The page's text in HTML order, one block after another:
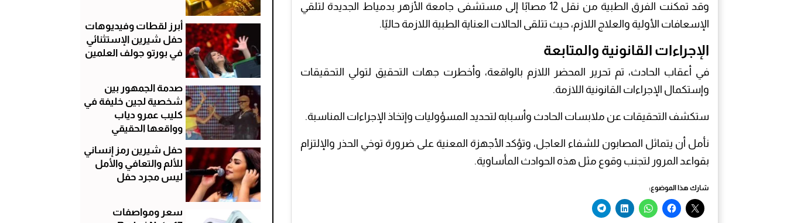
وقد تمكنت الفرق الطبية من نقل 12 مصابًا إلى مستشفى جامعة الأزهر بدمياط الجديدة لتلقي
الإسعافات الأولية والعلاج اللازم، حيث تتلقى الحالات العناية الطبية اللازمة حاليًا.
الإجراءات القانونية والمتابعة
في أعقاب الحادث، تم تحرير المحضر اللازم بالواقعة، وأخطرت جهات التحقيق لتولي التحقيقات
وإستكمال الإجراءات القانونية اللازمة.
ستكشف التحقيقات عن ملابسات الحادث وأسبابه لتحديد المسؤوليات وإتخاذ الإجراءات المناسبة.
نأمل أن يتماثل المصابون للشفاء العاجل، وتؤكد الأجهزة المعنية على ضرورة توخي الحذر والإلتزام
بقواعد المرور لتجنب وقوع مثل هذه الحوادث المأساوية.
شارك هذا الموضوع:
أبرز لقطات وفيديوهات
حفل شيرين الإستثنائي
في بورتو جولف العلمين
صدمة الجمهور بين
شخصية لجين خليفة في
كليب عمرو دياب
وواقعها الحقيقي
حفل شيرين رمز إنساني
للألم والتعافي والأمل
ليس مجرد حفل
سعر ومواصفات